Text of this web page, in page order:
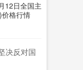
12日全国主
格行情
决反对国